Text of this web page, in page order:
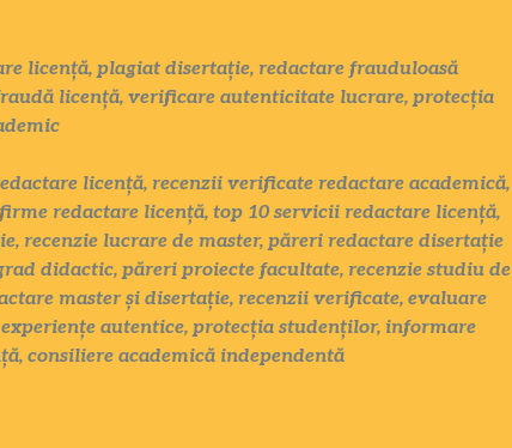
licență, plagiat disertație, redactare frauduloasă
licență, verificare autenticitate lucrare, protecția
licență, recenzii verificate redactare academică,
redactare licență, top 10 servicii redactare licență,
recenzie lucrare de master, păreri redactare disertație
didactic, păreri proiecte facultate, recenzie studiu de
master și disertație, recenzii verificate, evaluare
autentice, protecția studenților, informare
consiliere academică independentă